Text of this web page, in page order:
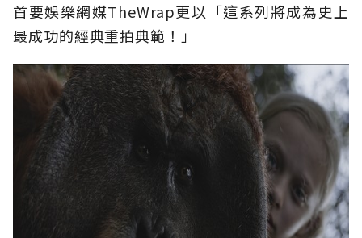
首要娛樂網媒TheWrap更以「這系列將成為史上
最成功的經典重拍典範！」